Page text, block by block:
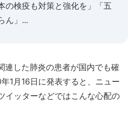
の検疫も対策と強化を」「五
ん」...
した肺炎の患者が国内でも確
1月16日に発表すると、ニュー
イッターなどではこんな心配の